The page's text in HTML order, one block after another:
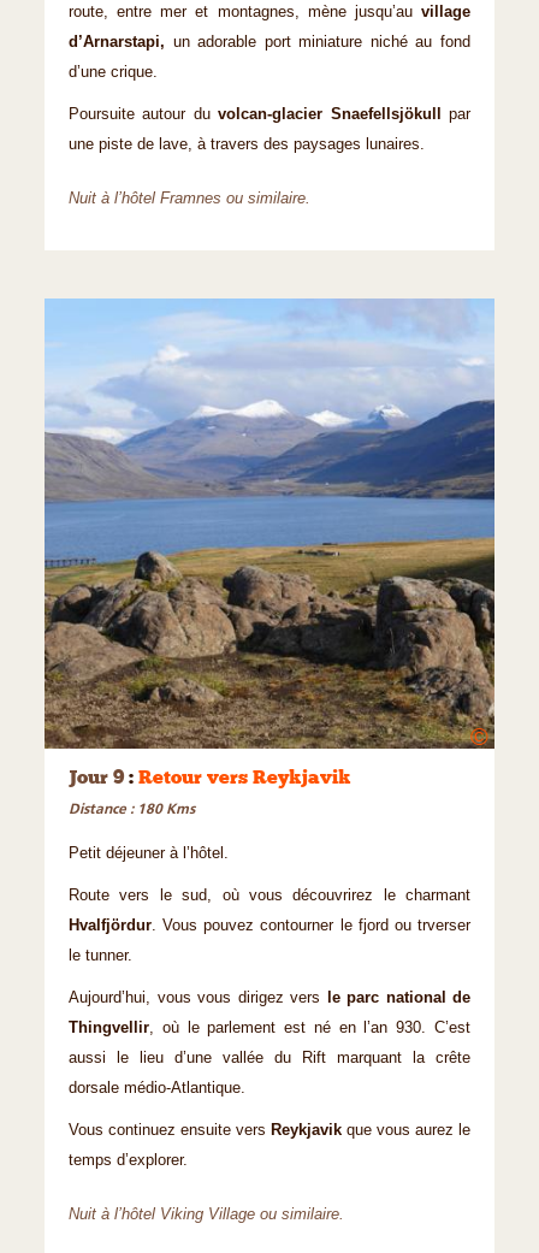
route, entre mer et montagnes, mène jusqu’au village
d’Arnarstapi, un adorable port miniature niché au fond
d’une crique.
Poursuite autour duvolcan-glacier Snaefellsjökull
par
une piste de lave, à travers des paysages lunaires.
Nuit à l’hôtel Framnes ou similaire.
©
Jour 9: Retour vers Reykjavik
Distance : 180 Kms
Petit déjeuner à l’hôtel.
Route vers le sud, où vous découvrirez le charmant
Hvalfjördur. Vous pouvez contourner le fjord ou trverser
le tunner.
Aujourd’hui, vous vous dirigez vers
le parc national de
Thingvellir, où le parlement est né en l’an 930. C’est
aussi le lieu d’une vallée du Rift marquant la crête
dorsale médio-Atlantique.
Vous continuez ensuite vers Reykjavik que vous aurez le
temps d’explorer.
Nuit à l’hôtel Viking Village ou similaire.